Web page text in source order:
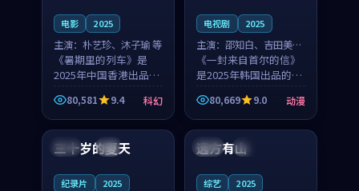
电影 2025
主演： 朴艺珍、沐子瑜 等
《暑期里的列车》是
2025年中国香港出品的
科幻新作，主创团队希
望用城市夜归人的故事
让观众停下来想一想。
朴艺珍领衔，沐子瑜担
任重要角色，郑书延的
80,581 9.4 科幻
电视剧 2025
主演： 邵知白、吉田美琴
等
《一封来自首尔的信》
是2025年韩国出品的动
漫新作，主创团队希望
用高考往事的故事让观
众停下来想一想。邵知
重要角色，谢承南的
80,669 9.0 动漫
法国 4K
三十岁的夏天
纪录片 2025
法国 独播
远方有山
综艺 2025